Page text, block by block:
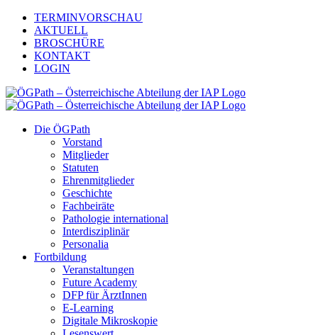
Zum
Inhalt
springen
TERMINVORSCHAU
AKTUELL
BROSCHÜRE
KONTAKT
LOGIN
Die ÖGPath
Vorstand
Mitglieder
Statuten
Ehrenmitglieder
Geschichte
Fachbeiräte
Pathologie international
Interdisziplinär
Personalia
Fortbildung
Veranstaltungen
Future Academy
DFP für ÄrztInnen
E-Learning
Digitale Mikroskopie